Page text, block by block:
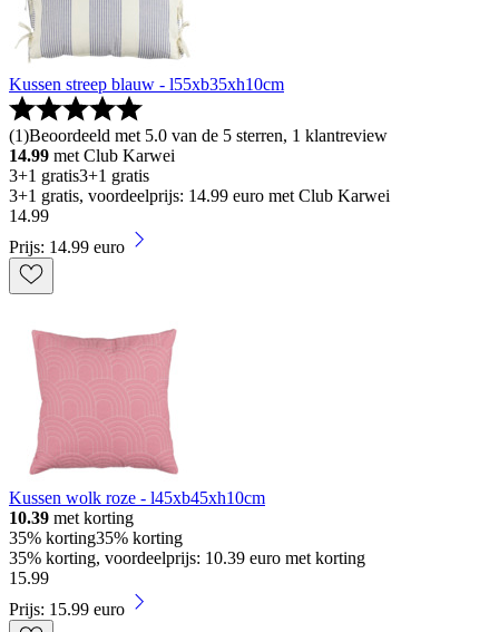
Kussen streep blauw - l55xb35xh10cm
(1)Beoordeeld met 5.0 van de 5 sterren, 1 klantreview
14.99 met Club Karwei
3+1 gratis3+1 gratis
3+1 gratis, voordeelprijs: 14.99 euro met Club Karwei
14.99
Prijs: 14.99 euro
Kussen wolk roze - l45xb45xh10cm
10.39 met korting
35% korting35% korting
35% korting, voordeelprijs: 10.39 euro met korting
15.99
Prijs: 15.99 euro